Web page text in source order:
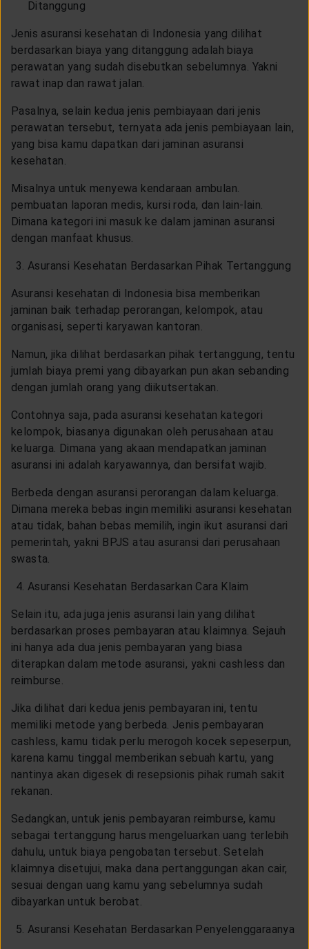
Ditanggung
Jenis asuransi kesehatan di Indonesia yang dilihat
berdasarkan biaya yang ditanggung adalah biaya
perawatan yang sudah disebutkan sebelumnya. Yakni
rawat inap dan rawat jalan.
Pasalnya, selain kedua jenis pembiayaan dari jenis
perawatan tersebut, ternyata ada jenis pembiayaan lain,
yang bisa kamu dapatkan dari jaminan asuransi
kesehatan.
Misalnya untuk menyewa kendaraan ambulan.
pembuatan laporan medis, kursi roda, dan lain-lain.
Dimana kategori ini masuk ke dalam jaminan asuransi
dengan manfaat khusus.
Asuransi Kesehatan Berdasarkan Pihak Tertanggung
Asuransi kesehatan di Indonesia bisa memberikan
jaminan baik terhadap perorangan, kelompok, atau
organisasi, seperti karyawan kantoran.
Namun, jika dilihat berdasarkan pihak tertanggung, tentu
jumlah biaya premi yang dibayarkan pun akan sebanding
dengan jumlah orang yang diikutsertakan.
Contohnya saja, pada asuransi kesehatan kategori
kelompok, biasanya digunakan oleh perusahaan atau
keluarga. Dimana yang akaan mendapatkan jaminan
asuransi ini adalah karyawannya, dan bersifat wajib.
Berbeda dengan asuransi perorangan dalam keluarga.
Dimana mereka bebas ingin memiliki asuransi kesehatan
atau tidak, bahan bebas memilih, ingin ikut asuransi dari
pemerintah, yakni BPJS atau asuransi dari perusahaan
swasta.
Asuransi Kesehatan Berdasarkan Cara Klaim
Selain itu, ada juga jenis asuransi lain yang dilihat
berdasarkan proses pembayaran atau klaimnya. Sejauh
ini hanya ada dua jenis pembayaran yang biasa
diterapkan dalam metode asuransi, yakni cashless dan
reimburse.
Jika dilihat dari kedua jenis pembayaran ini, tentu
memiliki metode yang berbeda. Jenis pembayaran
cashless, kamu tidak perlu merogoh kocek sepeserpun,
karena kamu tinggal memberikan sebuah kartu, yang
nantinya akan digesek di resepsionis pihak rumah sakit
rekanan.
Sedangkan, untuk jenis pembayaran reimburse, kamu
sebagai tertanggung harus mengeluarkan uang terlebih
dahulu, untuk biaya pengobatan tersebut. Setelah
klaimnya disetujui, maka dana pertanggungan akan cair,
sesuai dengan uang kamu yang sebelumnya sudah
dibayarkan untuk berobat.
Asuransi Kesehatan Berdasarkan Penyelenggaraanya